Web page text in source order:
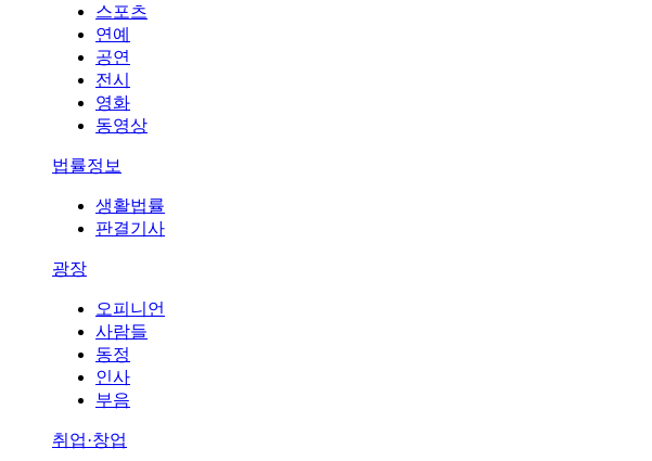
스포츠
연예
공연
전시
영화
동영상
법률정보
생활법률
판결기사
광장
오피니언
사람들
동정
인사
부음
취업·창업